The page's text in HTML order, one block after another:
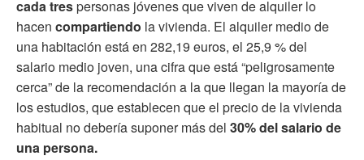
cada trespersonas jóvenes que viven de alquiler lo
hacen compartiendo la vivienda. El alquiler medio de
una habitación está en 282,19 euros, el 25,9 % del
salario medio joven, una cifra que está “peligrosamente
cerca” de la recomendación a la que llegan la mayoría de
los estudios, que establecen que el precio de la vivienda
habitual no debería suponer más del 30% del salario de
una persona.